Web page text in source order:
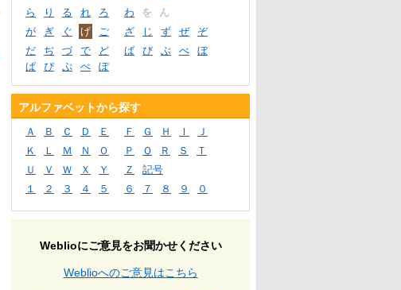
ら
り る れ ろ わ を
ん
が
ぎ ぐ げ ご ざ じ ず ぜ
ぞ
だ
ぢ づ で ど ば び ぶ べ
ぼ
ぱ
ぴ ぷ ぺ ぽ
アルファベットから探す
Ａ Ｂ Ｃ Ｄ Ｅ Ｆ Ｇ Ｈ Ｉ
Ｊ
Ｋ
Ｌ Ｍ Ｎ Ｏ Ｐ Ｑ Ｒ Ｓ
Ｔ
Ｕ
Ｖ Ｗ Ｘ Ｙ Ｚ
記号
１
２ ３ ４ ５ ６ ７ ８ ９ ０
Weblioにご意見をお聞かせください
Weblioへのご意見はこちら